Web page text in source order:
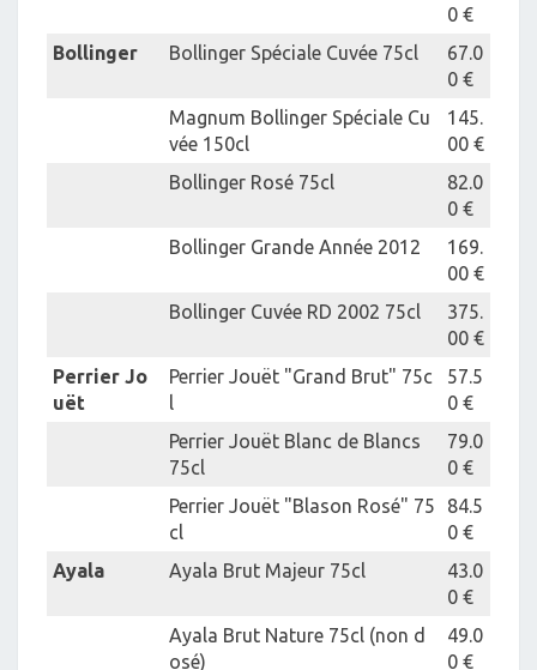
0 €
Bollinger
Bollinger Spéciale Cuvée 75cl
67.0
0 €
Magnum Bollinger Spéciale Cu
vée 150cl
145.
00 €
Bollinger Rosé 75cl
82.0
0 €
Bollinger Grande Année 2012
169.
00 €
Bollinger Cuvée RD 2002 75cl
375.
00 €
Perrier Jo
uët
Perrier Jouët "Grand Brut" 75c
l
57.5
0 €
Perrier Jouët Blanc de Blancs
75cl
79.0
0 €
Perrier Jouët "Blason Rosé" 75
cl
84.5
0 €
Ayala
Ayala Brut Majeur 75cl
43.0
0 €
Ayala Brut Nature 75cl (non d
osé)
49.0
0 €